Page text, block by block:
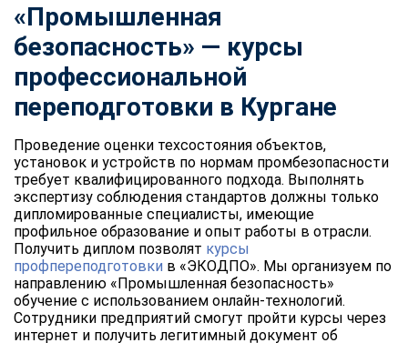
«Промышленная
безопасность» — курсы
профессиональной
переподготовки в Кургане
Проведение оценки техсостояния объектов,
установок и устройств по нормам промбезопасности
требует квалифицированного подхода. Выполнять
экспертизу соблюдения стандартов должны только
дипломированные специалисты, имеющие
профильное образование и опыт работы в отрасли.
Получить диплом позволят курсы
профпереподготовки в «ЭКОДПО». Мы организуем по
направлению «Промышленная безопасность»
обучение с использованием онлайн-технологий.
Сотрудники предприятий смогут пройти курсы через
интернет и получить легитимный документ об